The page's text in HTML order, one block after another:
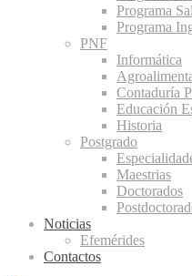
Programa
Programa
PNF
Informática
Contaduría
Educación
Historia
Postgrado
Maestrias
Doctorados
Noticias
Efemérides
Contactos